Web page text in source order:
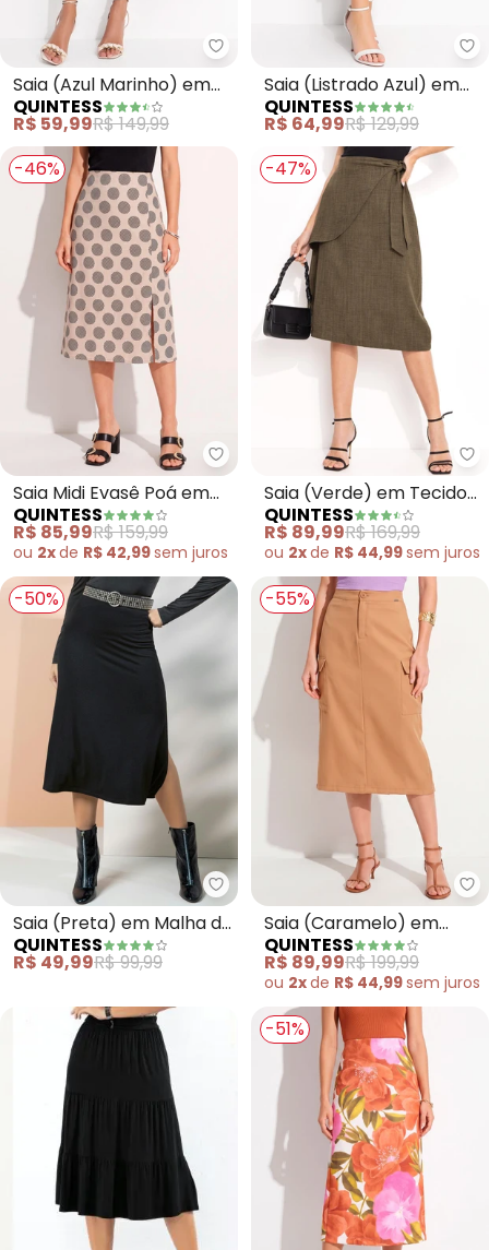
Quintess - Saia (Azul Marinho)
Saia (Azul Marinho) em
Viscose Plana
QUINTESS
R$ 59,99R$ 149,99
Saia (Listrado Azul) em
Malha de Viscose
QUINTESS
R$ 64,99R$ 129,99
-46%
Quintess - Saia Midi Evasê Poá
Saia Midi Evasê Poá em
Viscose com Fenda e
Cintura Alta
QUINTESS
R$ 85,99R$ 159,99
ou 2xde R$ 42,99sem juros
-47%
Saia (Verde) em Tecido
Texturizado
QUINTESS
R$ 89,99R$ 169,99
ou 2xde R$ 44,99sem juros
-50%
Quintess - Saia (Preta) em
Saia (Preta) em Malha de
Viscose
QUINTESS
R$ 49,99R$ 99,99
-55%
Saia (Caramelo) em
Crepe Plano
QUINTESS
R$ 89,99R$ 199,99
ou 2xde R$ 44,99sem juros
-51%